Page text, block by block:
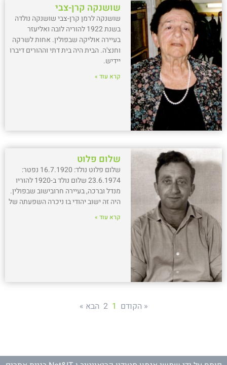
שושנקה קרן-צבי
שושנקה לרמן קרן-צבי שושנקה נולדה
בשנת 1922 להוריה לובה ואליעזר
בעיירה אוליקה שבפולין. אחות לשרקה
וחנצ'ה. הבית היה בית דתי וההורים דיברו
יידיש.
קרא עוד »
שלום פלוט
שלום פלוט נולד: 16.7.1920 נפטר:
23.6.1974 שלום נולד ב-1920 להוריו
מנדל וברכה, בעיירה חרובישוב שבפולין.
היה זה ישוב יהודי בו ניכרה השפעתה של
קרא עוד »
« הקודם 1
2 הבא »